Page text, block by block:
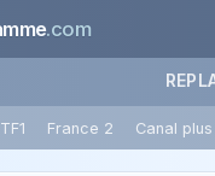
.com
TF1 France 2 Canal plus